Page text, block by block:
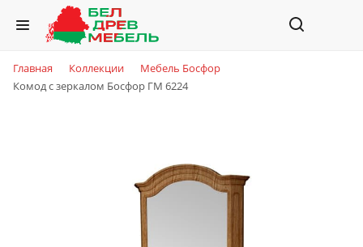
Главная Коллекции
Мебель Босфор
Комод с зеркалом Босфор ГМ 6224